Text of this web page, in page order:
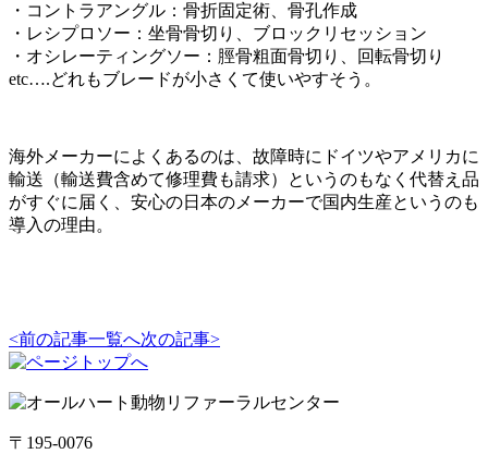
・コントラアングル：骨折固定術、骨孔作成
・レシプロソー：坐骨骨切り、ブロックリセッション
・オシレーティングソー：脛骨粗面骨切り、回転骨切り
etc….どれもブレードが小さくて使いやすそう。
海外メーカーによくあるのは、故障時にドイツやアメリカに
輸送（輸送費含めて修理費も請求）というのもなく代替え品
がすぐに届く、安心の日本のメーカーで国内生産というのも
導入の理由。
<前の記事一覧へ次の記事>
〒195-0076